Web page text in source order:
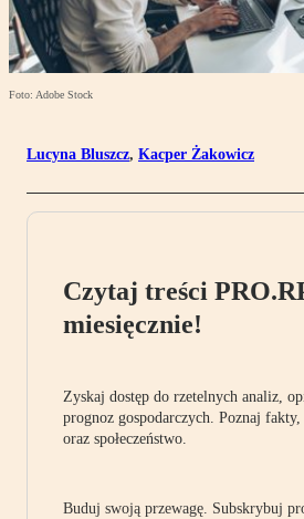
Foto: Adobe Stock
Lucyna Bluszcz, Kacper Żakowicz
Czytaj treści
miesięcznie!
Zyskaj dostęp do rzetelnych analiz,
prognoz gospodarczych. Poznaj
oraz społeczeństwo.
Buduj swoją przewagę. Subskrybuj